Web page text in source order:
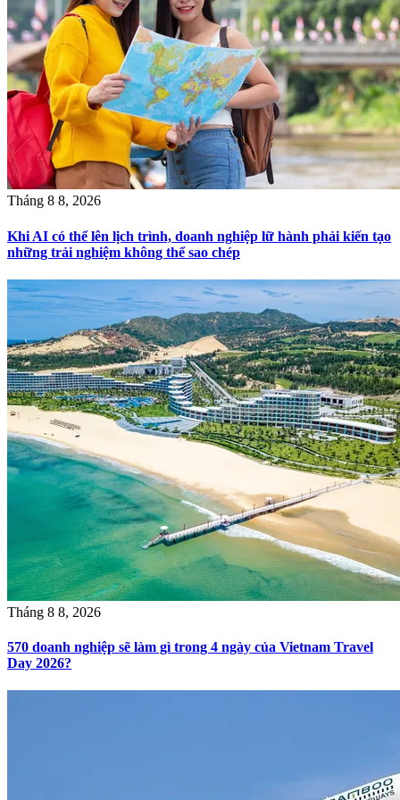
Tháng 8 8, 2026
Khi AI có thể lên lịch trình, doanh nghiệp lữ hành phải kiến tạo
những trải nghiệm không thể sao chép
Tháng 8 8, 2026
570 doanh nghiệp sẽ làm gì trong 4 ngày của Vietnam Travel
Day 2026?